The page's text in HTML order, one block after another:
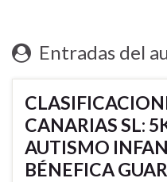
Entradas del
CANARIAS SL:
AUTISMO
BÉNEFICA